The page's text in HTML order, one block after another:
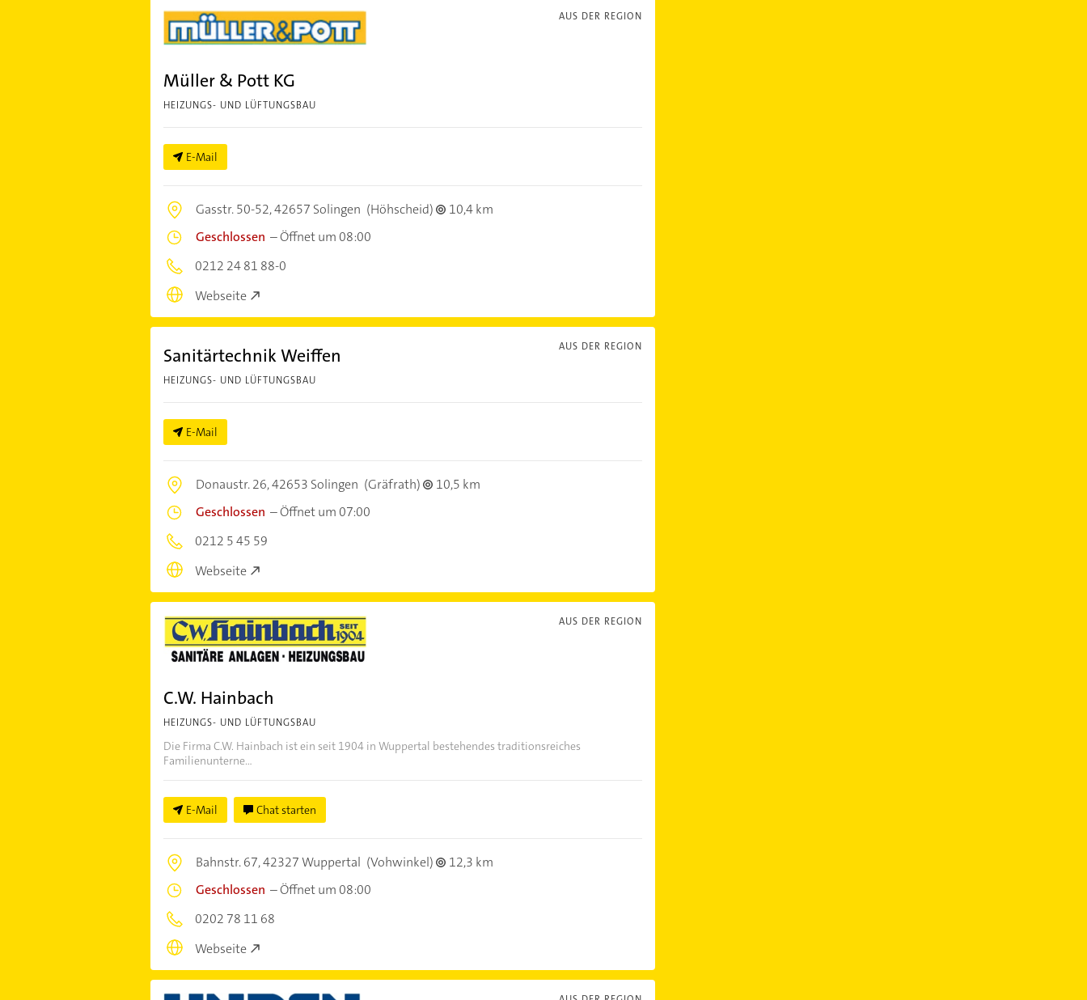
AUS DER REGION
Müller & Pott KG
HEIZUNGS- UND LÜFTUNGSBAU
E-Mail
Gasstr. 50-52,42657 Solingen (Höhscheid)
10,4 km
Geschlossen –Öffnet um 08:00
0212 24 81 88-0
Webseite
AUS DER REGION
Sanitärtechnik Weiffen
HEIZUNGS- UND LÜFTUNGSBAU
E-Mail
Donaustr. 26,42653 Solingen (Gräfrath)
10,5 km
Geschlossen –Öffnet um 07:00
0212 5 45 59
Webseite
AUS DER REGION
C.W. Hainbach
HEIZUNGS- UND LÜFTUNGSBAU
Die Firma C.W. Hainbach ist ein seit 1904 in Wuppertal bestehendes traditionsreiches
Familienunterne...
E-Mail Chat starten
Bahnstr. 67,42327 Wuppertal (Vohwinkel)
12,3 km
Geschlossen –Öffnet um 08:00
0202 78 11 68
Webseite